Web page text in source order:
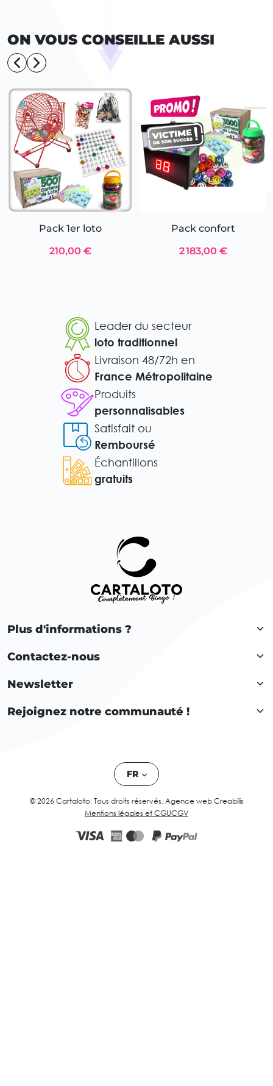
ON VOUS CONSEILLE AUSSI
Pack 1er loto
210,00 €
Pack confort
2 183,00 €
Leader du secteur
loto traditionnel
Livraison 48/72h en
France Métropolitaine
Produits
personnalisables
Satisfait ou
Remboursé
Échantillons
gratuits
Plus d'informations ?
Contactez-nous
Newsletter
Rejoignez notre communauté !
FR
© 2026 Cartaloto. Tous droits réservés. Agence web Creabilis
Mentions légales et CGUCGV